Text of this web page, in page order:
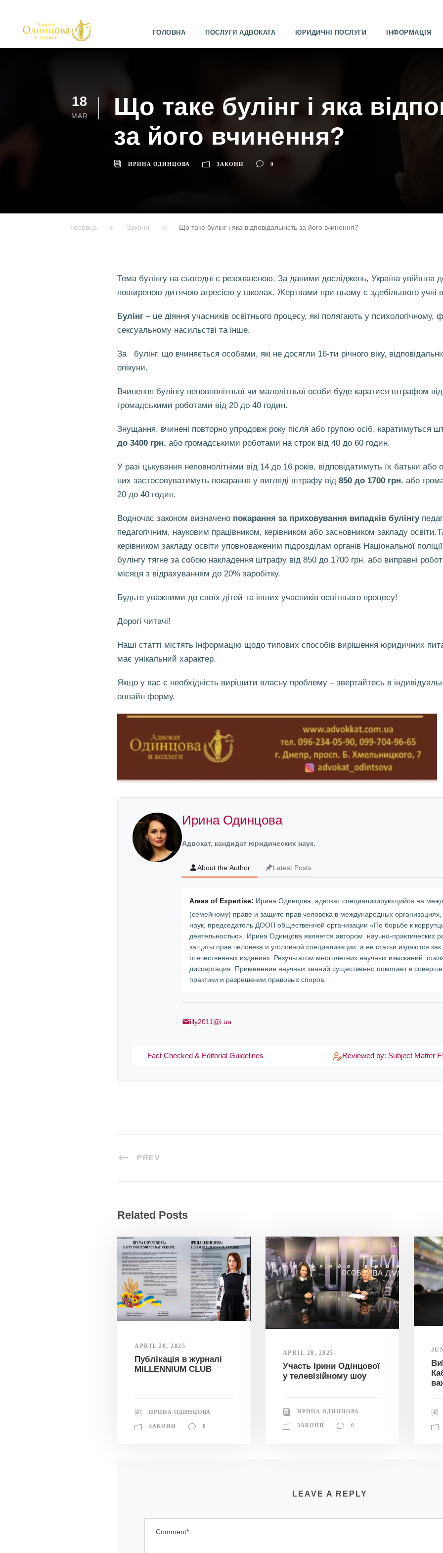
ГОЛОВНА ПОСЛУГИ АДВОКАТА ЮРИДИЧНІ ПОСЛУГИ ІНФОРМАЦІЯ
18
MAR
Що таке булінг і яка
за його вчинення?
ИРИНА ОДИНЦОВА ЗАКОНИ 0
Головна > Закони > Що таке булінг і яка відповідальність за його вчинення?
Тема булінгу на сьогодні є резонансною. За даними досліджень, Україна увійшла
поширеною дитячою агресією у школах. Жертвами при цьому є здебільшого учні
Булінг – це діяння учасників освітнього процесу, які полягають у психологічному,
сексуальному насильстві та інше.
За булінг, що вчиняється особами, які не досягли 16-ти річного віку,
опікуни.
Вчинення булінгу неповнолітньої чи малолітньої особи буде каратися штрафом від
громадськими роботами від 20 до 40 годин.
Знущання, вчинені повторно упродовж року після або групою осіб, каратимуться
до 3400 грн. або громадськими роботами на строк від 40 до 60 годин.
У разі цькування неповнолітніми від 14 до 16 років, відповідатимуть їх батьки
них застосовуватимуть покарання у вигляді штрафу від 850 до 1700 грн. або
20 до 40 годин.
Водночас законом визначено покарання за приховування випадків булінгу
педагогічним, науковим працівником, керівником або засновником закладу
керівником закладу освіти уповноваженим підрозділам органів Національної
булінгу тягне за собою накладення штрафу від 850 до 1700 грн. або виправні
місяця з відрахуванням до 20% заробітку.
Будьте уважними до своїх дітей та інших учасників освітнього процесу!
Дорогі читачі!
Наші статті містять інформацію щодо типових способів вирішення юридичних
має унікальний характер.
Якщо у вас є необхідність вирішити власну проблему – звертайтесь в
онлайн форму.
Ирина Одинцова
Адвокат, кандидат юридических наук.
About the Author Latest Posts
Areas of Expertise: Ирина Одинцова, адвокат специализирующийся на
(семейному) праве и защите прав человека в международных
наук, председатель ДООП общественной организации «По борьбе к
деятельностью». Ирина Одинцова является автором научно-практических
защиты прав человека и уголовной специализации, а ее статьи издаются
отечественных изданиях. Результатом многолетних научных изысканий
диссертация. Применение научных знаний существенно помогает в
практики и разрешении правовых споров.
illy2011@i.ua
Fact Checked & Editorial Guidelines Reviewed by: Subject Matter
PREV
Related Posts
APRIL 28, 2025
Публікація в журналі
MILLENNIUM CLUB
ИРИНА ОДИНЦОВА
ЗАКОНИ 0
APRIL 28, 2025
Участь Ірини Одінцової
у телевізійному шоу
ИРИНА ОДИНЦОВА
ЗАКОНИ 0
LEAVE A REPLY